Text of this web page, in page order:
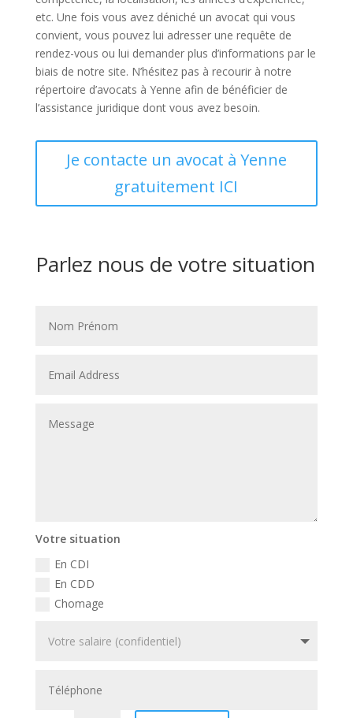
etc. Une fois vous avez déniché un avocat qui vous
convient, vous pouvez lui adresser une requête de
rendez-vous ou lui demander plus d’informations par le
biais de notre site. N’hésitez pas à recourir à notre
répertoire d’avocats à Yenne afin de bénéficier de
l’assistance juridique dont vous avez besoin.
Je contacte un avocat à Yenne
gratuitement ICI
Parlez nous de votre situation
Votre situation
En CDI
En CDD
Chomage